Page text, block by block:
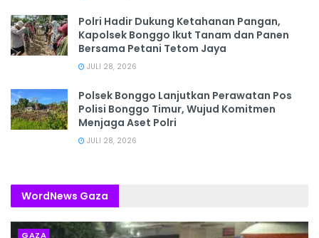
Polri Hadir Dukung Ketahanan Pangan,
Kapolsek Bonggo Ikut Tanam dan Panen
Bersama Petani Tetom Jaya
JULI 28, 2026
Polsek Bonggo Lanjutkan Perawatan Pos
Polisi Bonggo Timur, Wujud Komitmen
Menjaga Aset Polri
JULI 28, 2026
WordNews Gaza
GAZA